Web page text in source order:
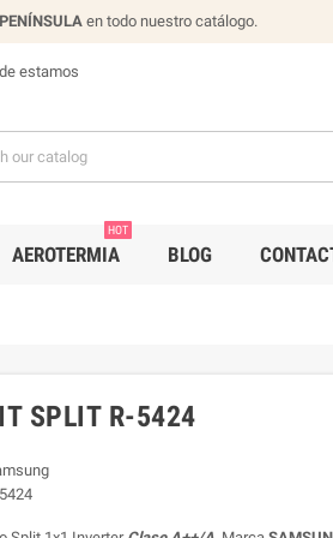
en todo nuestro catálogo.
estamos
AEROTERMIA
HOT
BLOG
SPLIT R-5424